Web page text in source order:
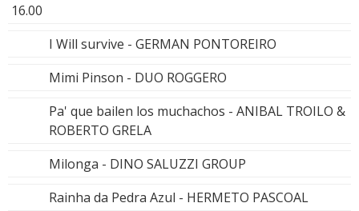
16.00
I Will survive - GERMAN PONTOREIRO
Mimi Pinson - DUO ROGGERO
Pa' que bailen los muchachos - ANIBAL TROILO &
ROBERTO GRELA
Milonga - DINO SALUZZI GROUP
Rainha da Pedra Azul - HERMETO PASCOAL